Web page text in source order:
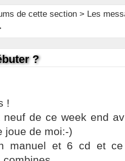
de cette section> Les
?
!
neuf de ce week end
joue de moi:-)
manuel et 6 cd et